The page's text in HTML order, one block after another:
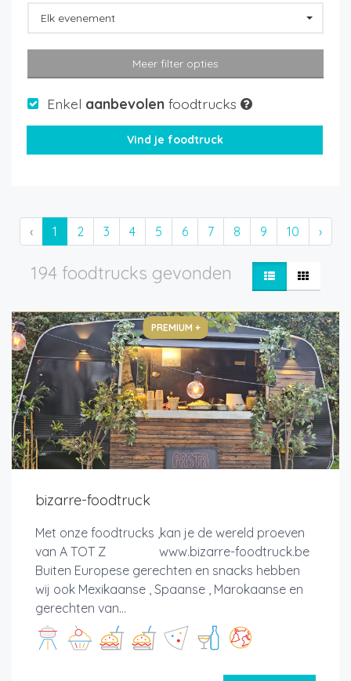
Elk evenement
Meer filter opties
Enkel aanbevolen foodtrucks
‹ 1 2 3 4 5 6 7 8 9 10 ›
194 foodtrucks gevonden
PREMIUM +
bizarre-foodtruck
Met onze foodtrucks ,kan je de wereld proeven
van A TOT Z www.bizarre-foodtruck.be
Buiten Europese gerechten en snacks hebben
wij ook Mexikaanse , Spaanse , Marokaanse en
gerechten van...